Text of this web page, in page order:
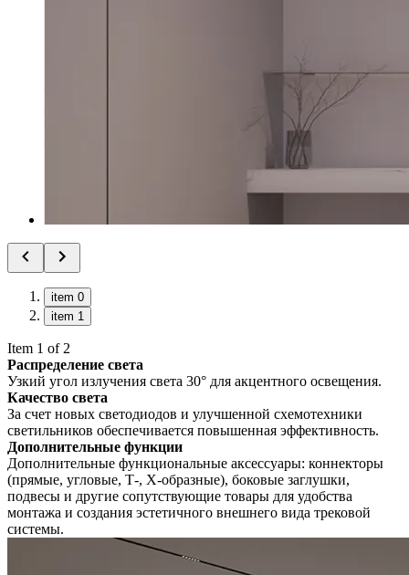
item 0
item 1
Item 1 of 2
Распределение света
Узкий угол излучения света 30° для акцентного освещения.
Качество света
За счет новых светодиодов и улучшенной схемотехники
светильников обеспечивается повышенная эффективность.
Дополнительные функции
Дополнительные функциональные аксессуары: коннекторы
(прямые, угловые, Т-, Х-образные), боковые заглушки,
подвесы и другие сопутствующие товары для удобства
монтажа и создания эстетичного внешнего вида трековой
системы.